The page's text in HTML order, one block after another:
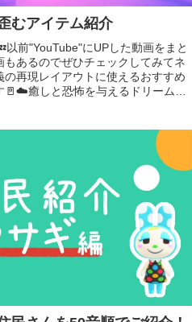
むアイテム紹介
以前"YouTube"にUPした動画をまと
あるのでぜひチェックしてみてネ
の再現レイアウトに使えるおすすめ
癒しと恐怖を与えるドリームコ